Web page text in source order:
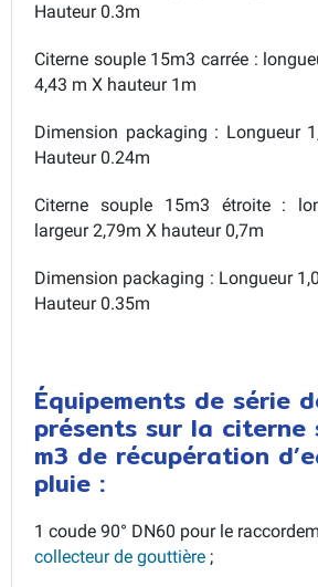
Hauteur 0.3m
Citerne souple 15m3 carrée :
4,43 m X hauteur 1m
Dimension packaging : Longueur
Hauteur 0.24m
Citerne souple 15m3 étroite :
largeur 2,79m X hauteur 0,7m
Dimension packaging : Longueur
Hauteur 0.35m
Équipements de série
présents sur la citerne
m3 de récupération
pluie :
1 coude 90° DN60 pour le
collecteur de gouttière ;